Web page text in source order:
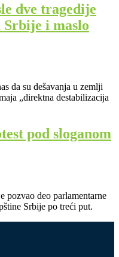
dve tragedije
i maslo
da su dešavanja u zemlji
„direktna destabilizacija
pod sloganom
pozvao deo parlamentarne
Srbije po treći put.